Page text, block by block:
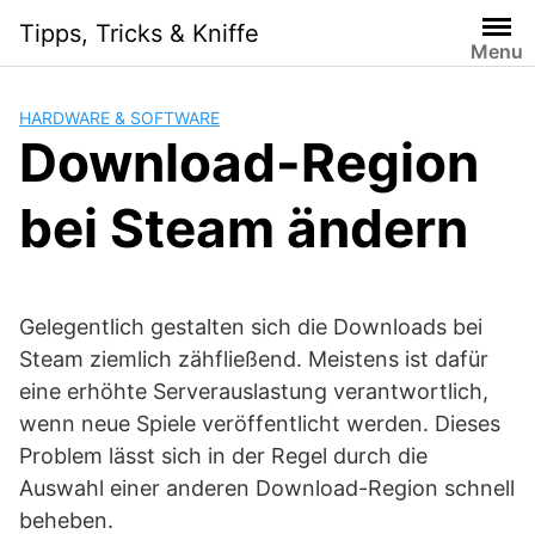
content
Tipps, Tricks & Kniffe
Menu
HARDWARE & SOFTWARE
Download-Region
bei Steam ändern
Gelegentlich gestalten sich die Downloads bei
Steam ziemlich zähfließend. Meistens ist dafür
eine erhöhte Serverauslastung verantwortlich,
wenn neue Spiele veröffentlicht werden. Dieses
Problem lässt sich in der Regel durch die
Auswahl einer anderen Download-Region schnell
beheben.